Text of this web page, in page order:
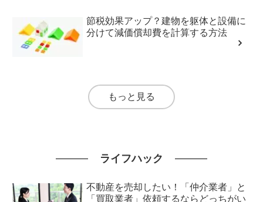
節税効果アップ？建物を躯体と設備に
分けて減価償却費を計算する方法
もっと見る
ライフハック
不動産を売却したい！「仲介業者」と
「買取業者」依頼するならどっちがい